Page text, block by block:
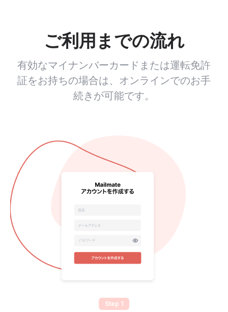
ご利用までの流れ
有効なマイナンバーカードまたは運転免許
証をお持ちの場合は、オンラインでのお手
続きが可能です。
Step 1